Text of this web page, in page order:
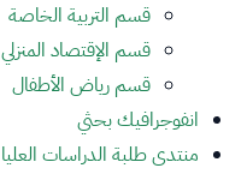
قسم التربية الخاصة
قسم الإقتصاد المنزلي
قسم رياض الأطفال
انفوجرافيك بحثي
منتدى طلبة الدراسات العليا